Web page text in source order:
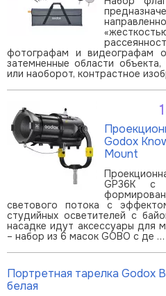
фотографам и видеографам
затемненные области
или наоборот, контрастное
Godox
Mount
GP36K с
светового потока с
студийных осветителей с
насадке идут аксессуары для
– набор из 6 масок GOBO с де …
Портретная тарелка Godox
белая